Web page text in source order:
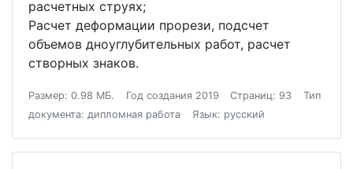
расчетных струях;
Расчет деформации прорези, подсчет
объемов дноуглубительных работ, расчет
створных знаков.
Размер: 0.98 МБ. Год создания 2019 Страниц: 93
Тип
документа: дипломная работа
Язык: русский